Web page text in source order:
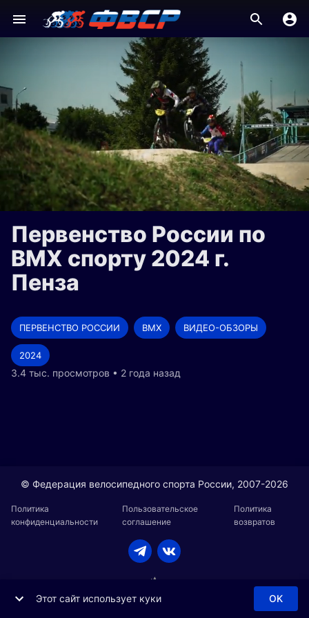
Первенство России по
BMX спорту 2024 г.
Пенза
ПЕРВЕНСТВО РОССИИ BMX ВИДЕО-ОБЗОРЫ
2024
3.4 тыс. просмотров • 2 года назад
© Федерация велосипедного спорта России, 2007-2026
Политика
конфиденциальности
Пользовательское
соглашение
Политика
возвратов
Этот сайт использует куки OK